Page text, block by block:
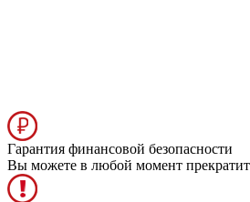
Гарантия финансовой безопасности
Вы можете в любой момент